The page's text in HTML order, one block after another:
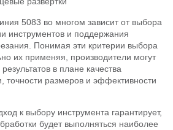
5083 во многом зависит от выбора
инструментов и поддержания
Понимая эти критерии выбора
их применяя, производители могут
в плане качества
точности размеров и эффективности
к выбору инструмента гарантирует,
будет выполняться наиболее